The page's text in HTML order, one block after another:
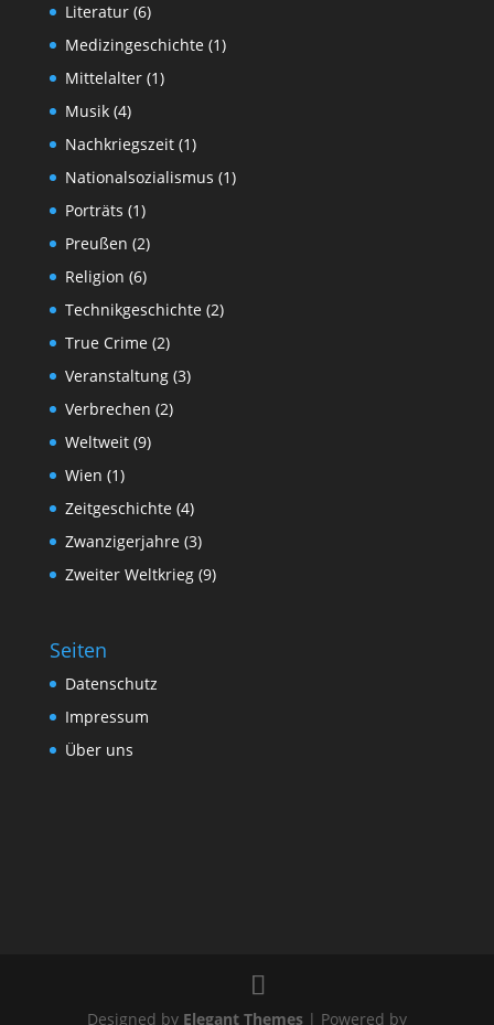
Literatur(6)
Medizingeschichte(1)
Mittelalter(1)
Musik(4)
Nachkriegszeit(1)
Nationalsozialismus (1)
Porträts (1)
Preußen (2)
Religion (6)
Technikgeschichte(2)
True Crime(2)
Veranstaltung(3)
Verbrechen (2)
Weltweit(9)
Wien (1)
Zeitgeschichte(4)
Zwanzigerjahre(3)
Zweiter Weltkrieg(9)
Seiten
Datenschutz
Impressum
Über uns
Designed by Elegant Themes| Powered by